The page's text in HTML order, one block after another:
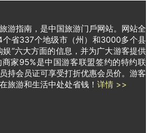
游指南，是中国旅游门戶网站。网站全
省337个地级市（州）和3000多个县
娱”六大方面的信息，并为广大游客提供
家95%是中国游客联盟签约的特约联
持会员证可享受打折优惠会员价。游客
旅游和生活中处处省钱！ 详情 >>